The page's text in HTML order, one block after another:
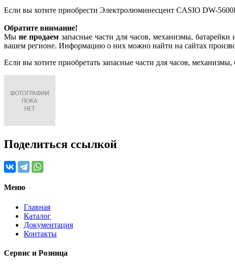
Если вы хотите приобрести Электролюминесцент CASIO DW-
Обратите внимание!
Мы не продаемзапасные части для часов, механизмы, батарейки
вашем регионе. Информацию о них можно найти на сайтах
Если вы хотите приобретать запасные части для часов,
Поделиться ссылкой
Меню
Главная
Каталог
Документация
Контакты
Сервис и Розница